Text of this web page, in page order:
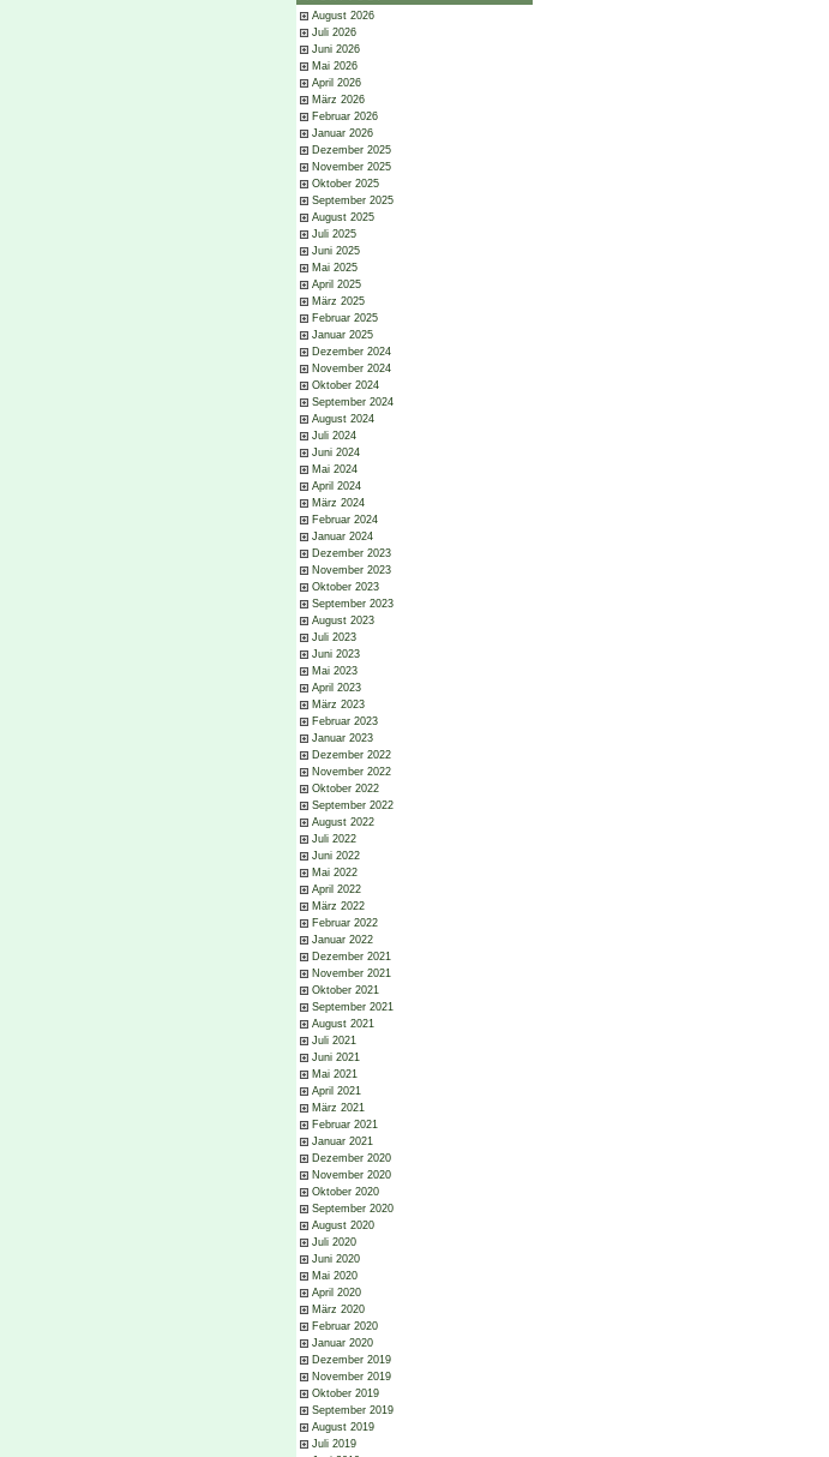
August 2026
Juli 2026
Juni 2026
Mai 2026
April 2026
März 2026
Februar 2026
Januar 2026
Dezember 2025
November 2025
Oktober 2025
September 2025
August 2025
Juli 2025
Juni 2025
Mai 2025
April 2025
März 2025
Februar 2025
Januar 2025
Dezember 2024
November 2024
Oktober 2024
September 2024
August 2024
Juli 2024
Juni 2024
Mai 2024
April 2024
März 2024
Februar 2024
Januar 2024
Dezember 2023
November 2023
Oktober 2023
September 2023
August 2023
Juli 2023
Juni 2023
Mai 2023
April 2023
März 2023
Februar 2023
Januar 2023
Dezember 2022
November 2022
Oktober 2022
September 2022
August 2022
Juli 2022
Juni 2022
Mai 2022
April 2022
März 2022
Februar 2022
Januar 2022
Dezember 2021
November 2021
Oktober 2021
September 2021
August 2021
Juli 2021
Juni 2021
Mai 2021
April 2021
März 2021
Februar 2021
Januar 2021
Dezember 2020
November 2020
Oktober 2020
September 2020
August 2020
Juli 2020
Juni 2020
Mai 2020
April 2020
März 2020
Februar 2020
Januar 2020
Dezember 2019
November 2019
Oktober 2019
September 2019
August 2019
Juli 2019